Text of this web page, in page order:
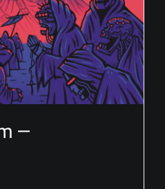
–